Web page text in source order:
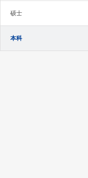
硕士
本科